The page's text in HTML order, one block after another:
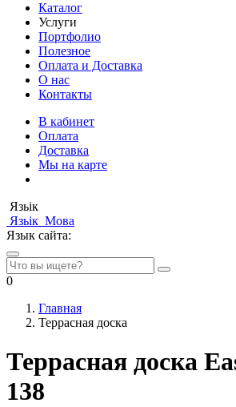
Каталог
Услуги
Портфолио
Полезное
Оплата и Доставка
О нас
Контакты
В кабинет
Оплата
Доставка
Мы на карте
Язьік
Язьік Мова
Язык сайта:
0
Главная
Террасная доска
Террасная доска
138